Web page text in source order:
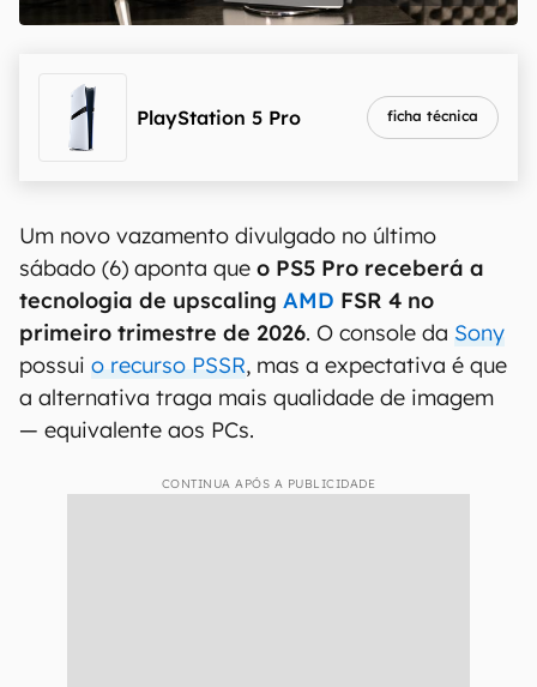
PlayStation 5 Pro ficha técnica
Um novo vazamento divulgado no último
sábado (6) aponta que o PS5 Pro receberá a
tecnologia de upscaling AMD FSR 4 no
primeiro trimestre de 2026. O console da Sony
possui o recurso PSSR, mas a expectativa é que
a alternativa traga mais qualidade de imagem
— equivalente aos PCs.
CONTINUA APÓS A PUBLICIDADE